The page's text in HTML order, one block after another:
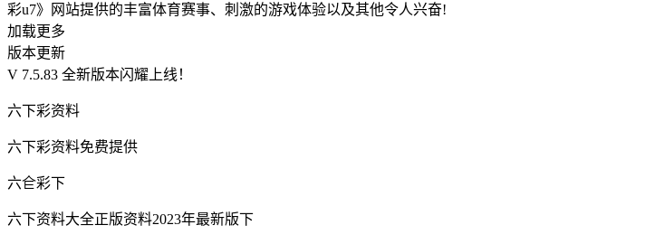
彩u7》网站提供的丰富体育赛事、刺激的游戏体验以及其他令人兴奋!
加载更多
版本更新
V 7.5.83 全新版本闪耀上线！
六下彩资料
六下彩资料免费提供
六仺彩下
六下资料大全正版资料2023年最新版下